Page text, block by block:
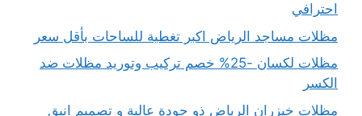
احترافي
مظلات مساجد الرياض اكبر تغطية للساحات بأقل سعر
مظلات لكسان -25% خصم تركيب وتوريد مظلات ضد
الكسر
مظلات خيزران الرياض ذو جودة عالية و تصميم انيق